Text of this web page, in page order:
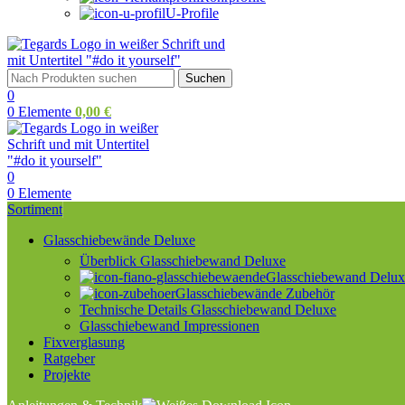
U-Profile
Suchen
0
0 Elemente 0,00 €
0
0 Elemente
Sortiment
Glasschiebewände Deluxe
Überblick Glasschiebewand Deluxe
Glasschiebewand
Glasschiebewände Zubehör
Technische Details Glasschiebewand Deluxe
Glasschiebewand Impressionen
Fixverglasung
Ratgeber
Projekte